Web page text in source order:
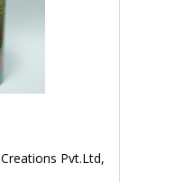
Pvt.Ltd,